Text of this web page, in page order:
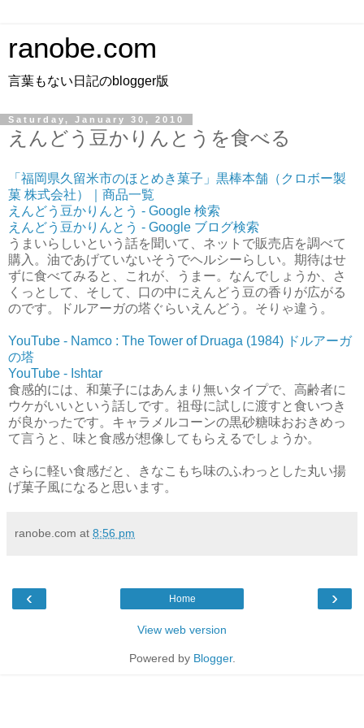
ranobe.com
言葉もない日記のblogger版
Saturday, January 30, 2010
えんどう豆かりんとうを食べる
「福岡県久留米市のほとめき菓子」黒棒本舗（クロボー製
菓 株式会社）｜商品一覧
えんどう豆かりんとう - Google 検索
えんどう豆かりんとう - Google ブログ検索
うまいらしいという話を聞いて、ネットで販売店を調べて
購入。油であげていないそうでヘルシーらしい。期待はせ
ずに食べてみると、これが、うまー。なんでしょうか、さ
くっとして、そして、口の中にえんどう豆の香りが広がる
のです。ドルアーガの塔ぐらいえんどう。そりゃ違う。
YouTube - Namco : The Tower of Druaga (1984) ドルアーガ
の塔
YouTube - Ishtar
食感的には、和菓子にはあんまり無いタイプで、高齢者に
ウケがいいという話しです。祖母に試しに渡すと食いつき
が良かったです。キャラメルコーンの黒砂糖味おおきめっ
て言うと、味と食感が想像してもらえるでしょうか。
さらに軽い食感だと、きなこもち味のふわっとした丸い揚
げ菓子風になると思います。
ranobe.com at 8:56 pm
‹ ›
Home
View web version
Powered by Blogger.